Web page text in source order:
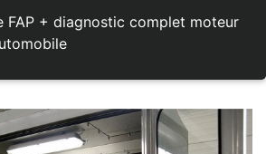
FAP + diagnostic complet moteur